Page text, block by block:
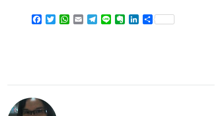
FacebookTwitterWhatsApp
Email Telegram
Line Evernote
LinkedIn
Share